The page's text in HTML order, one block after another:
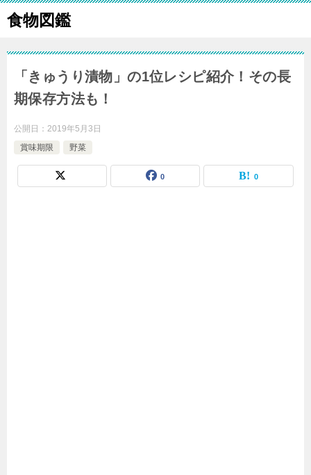
食物図鑑
「きゅうり漬物」の1位レシピ紹介！その長
期保存方法も！
公開日： 2019年5月3日
賞味期限
野菜
0 0